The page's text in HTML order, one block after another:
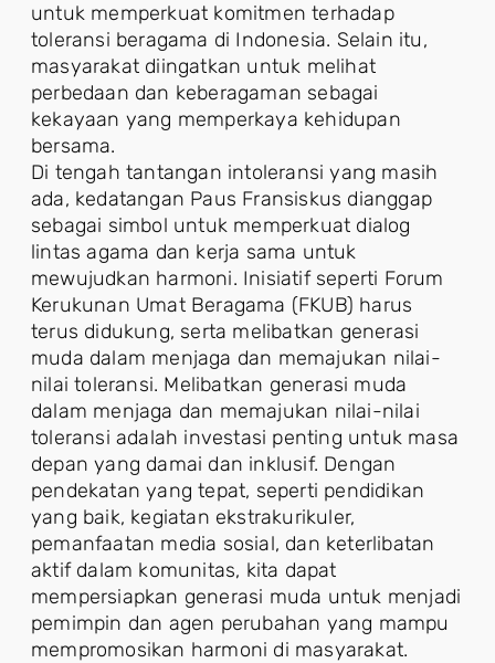
untuk memperkuat komitmen terhadap
toleransi beragama di Indonesia. Selain itu,
masyarakat diingatkan untuk melihat
perbedaan dan keberagaman sebagai
kekayaan yang memperkaya kehidupan
bersama.
Di tengah tantangan intoleransi yang masih
ada, kedatangan Paus Fransiskus dianggap
sebagai simbol untuk memperkuat dialog
lintas agama dan kerja sama untuk
mewujudkan harmoni. Inisiatif seperti Forum
Kerukunan Umat Beragama (FKUB) harus
terus didukung, serta melibatkan generasi
muda dalam menjaga dan memajukan nilai-
nilai toleransi. Melibatkan generasi muda
dalam menjaga dan memajukan nilai-nilai
toleransi adalah investasi penting untuk masa
depan yang damai dan inklusif. Dengan
pendekatan yang tepat, seperti pendidikan
yang baik, kegiatan ekstrakurikuler,
pemanfaatan media sosial, dan keterlibatan
aktif dalam komunitas, kita dapat
mempersiapkan generasi muda untuk menjadi
pemimpin dan agen perubahan yang mampu
mempromosikan harmoni di masyarakat.